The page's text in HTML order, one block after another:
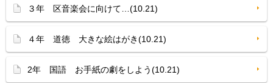
３年 区音楽会に向けて…(10.21)
４年 道徳 大きな絵はがき(10.21)
2年 国語 お手紙の劇をしよう(10.21)